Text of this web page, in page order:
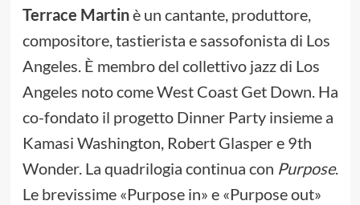
Terrace Martinè un cantante, produttore,
compositore, tastierista e sassofonista di Los
Angeles. È membro del collettivo jazz di Los
Angeles noto come West Coast Get Down. Ha
co-fondato il progetto Dinner Party insieme a
Kamasi Washington, Robert Glasper e 9th
Wonder. La quadrilogia continua con Purpose.
Le brevissime «Purpose in» e «Purpose out»